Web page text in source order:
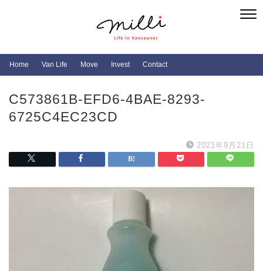
Home Van Life Move Invest Contact
C573861B-EFD6-4BAE-8293-
6725C4EC23CD
2021年9月21日